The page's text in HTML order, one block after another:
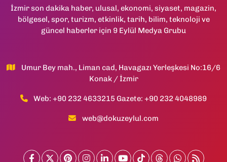
İzmir son dakika haber, ulusal, ekonomi, siyaset, magazin,
bölgesel, spor, turizm, etkinlik, tarih, bilim, teknoloji ve
güncel haberler için 9 Eylül Medya Grubu
Umur Bey mah., Liman cad, Havagazı Yerleşkesi No:16/6
Konak / İzmir
Web: +90 232 4633215 Gazete: +90 232 4048989
web@dokuzeylul.com